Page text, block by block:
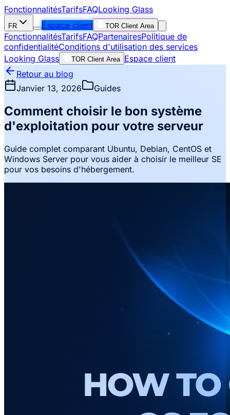
FonctionnalitésTarifsFAQLooking Glass
FR Espace client TOR Client Area
FonctionnalitésTarifsFAQPartenairesPolitique de
confidentialitéConditions d'utilisation des services
Looking Glass
TOR Client Area Espace client
Retour au blog
Janvier 13, 2026
Guides
Comment choisir le bon système
d'exploitation pour votre serveur
Guide complet comparant Ubuntu, Debian, CentOS et
Windows Server pour vous aider à choisir le meilleur SE
pour vos besoins d'hébergement.